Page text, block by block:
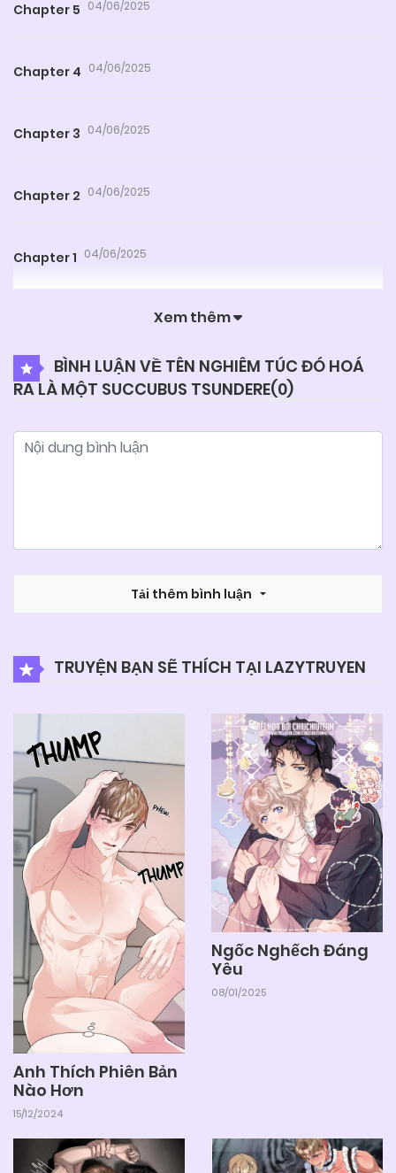
Chapter 5 04/06/2025
Chapter 4 04/06/2025
Chapter 3 04/06/2025
Chapter 2 04/06/2025
Chapter 1 04/06/2025
Xem thêm
BÌNH LUẬN VỀ TÊN NGHIÊM TÚC ĐÓ HOÁ
RA LÀ MỘT SUCCUBUS TSUNDERE(0)
Tải thêm bình luận
TRUYỆN BẠN SẼ THÍCH TẠI LAZYTRUYEN
Anh Thích Phiên Bản
Nào Hơn
15/12/2024
Ngốc Nghếch Đáng
Yêu
08/01/2025